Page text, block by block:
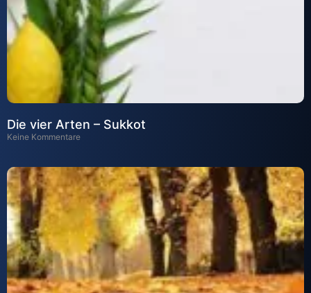
Die vier Arten – Sukkot
Keine Kommentare